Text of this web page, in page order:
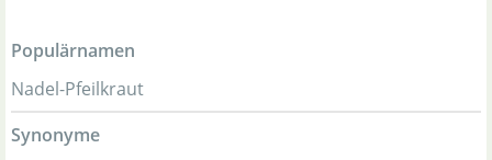
Populärnamen
Nadel-Pfeilkraut
Synonyme